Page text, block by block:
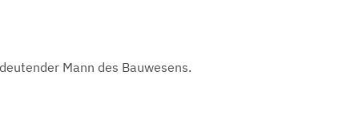
Mann des Bauwesens.